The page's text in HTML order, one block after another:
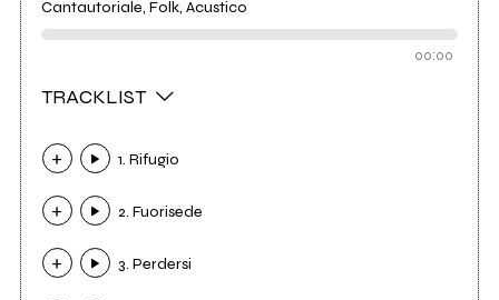
Cantautoriale, Folk, Acustico
00:00
TRACKLIST
1. Rifugio
2. Fuorisede
3. Perdersi